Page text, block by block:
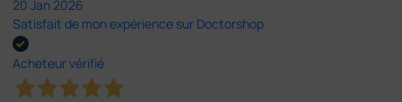
20 Jan 2026
Satisfait de mon expérience sur Doctorshop
Acheteur vérifié